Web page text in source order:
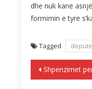
dhe nuk kanë
formimin e tyre
Tagged
Lëvizje
Shpenzimet për mbrojtjen,